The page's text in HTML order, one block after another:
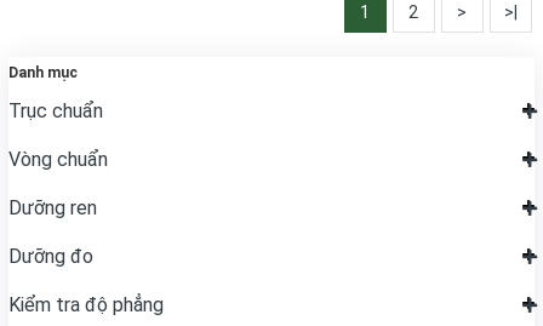
Danh mục
Trục chuẩn
Vòng chuẩn
Dưỡng ren
Dưỡng đo
Kiểm tra độ phẳng
1 2 > >|